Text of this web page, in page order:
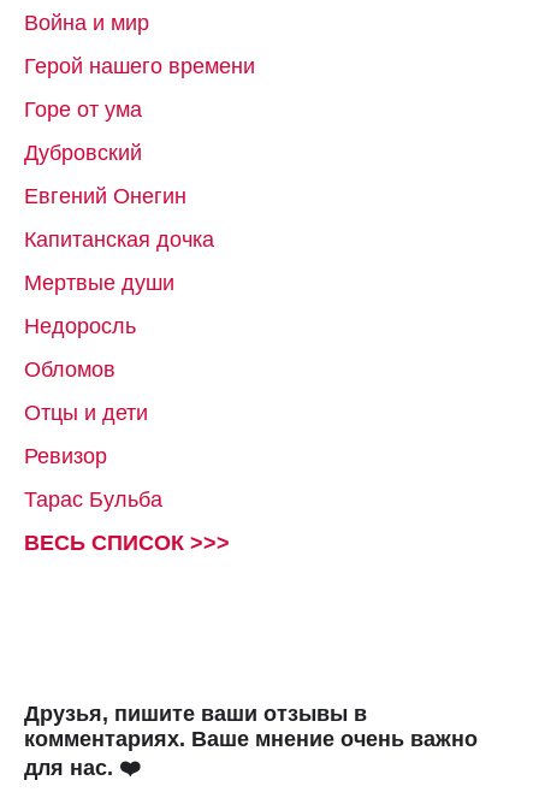
Война и мир
Герой нашего времени
Горе от ума
Дубровский
Евгений Онегин
Капитанская дочка
Мертвые души
Недоросль
Обломов
Отцы и дети
Ревизор
Тарас Бульба
ВЕСЬ СПИСОК >>>
Друзья, пишите ваши отзывы в
комментариях. Ваше мнение очень важно
для нас. ❤️